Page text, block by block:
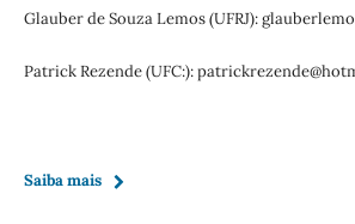
Glauber de Souza Lemos (UFRJ):
Patrick Rezende (UFC:):
Saiba mais